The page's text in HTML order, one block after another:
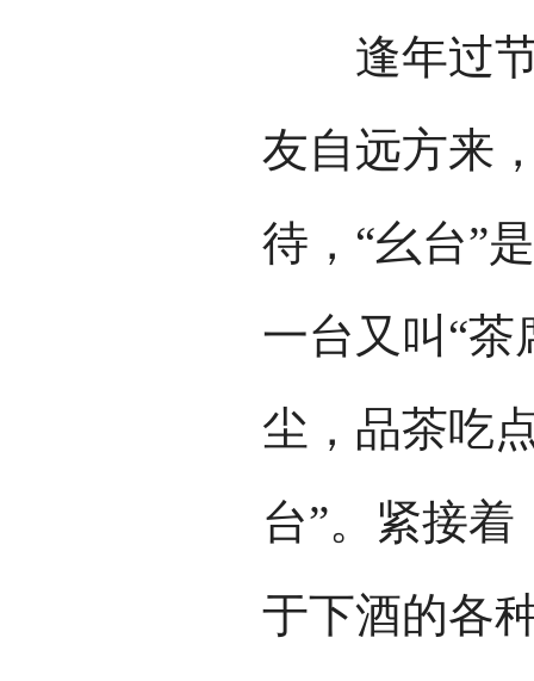
逢年过节
友自远方来
待，“幺台”
一台又叫“茶
尘，品茶吃
台”。紧接
于下酒的各